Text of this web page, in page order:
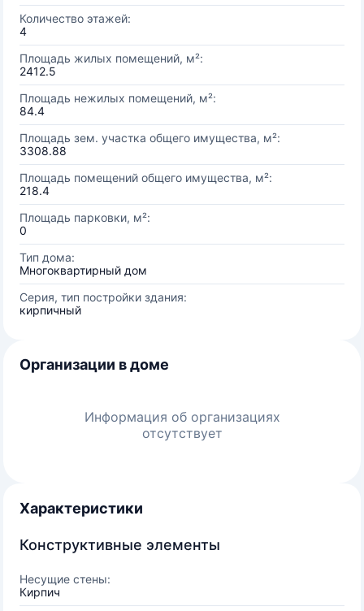
Количество этажей:
4
Площадь жилых помещений, м²:
2412.5
Площадь нежилых помещений, м²:
84.4
Площадь зем. участка общего имущества, м²:
3308.88
Площадь помещений общего имущества, м²:
218.4
Площадь парковки, м²:
0
Тип дома:
Многоквартирный дом
Серия, тип постройки здания:
кирпичный
Организации в доме
Информация об организациях
отсутствует
Характеристики
Конструктивные элементы
Несущие стены:
Кирпич